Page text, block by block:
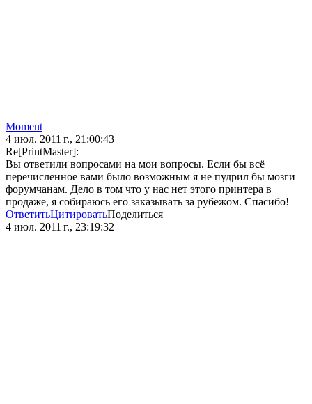
Moment
4 июл. 2011 г., 21:00:43
Re[PrintMaster]:
Вы ответили вопросами на мои вопросы. Если бы всё
перечисленное вами было возможным я не пудрил бы мозги
форумчанам. Дело в том что у нас нет этого принтера в
продаже, я собираюсь его заказывать за рубежом. Cпасибо!
ОтветитьЦитироватьПоделиться
4 июл. 2011 г., 23:19:32